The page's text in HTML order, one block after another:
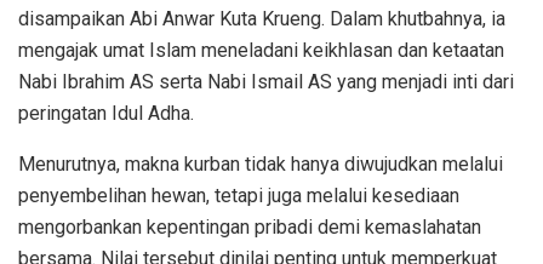
disampaikan Abi Anwar Kuta Krueng. Dalam khutbahnya, ia
mengajak umat Islam meneladani keikhlasan dan ketaatan
Nabi Ibrahim AS serta Nabi Ismail AS yang menjadi inti dari
peringatan Idul Adha.
Menurutnya, makna kurban tidak hanya diwujudkan melalui
penyembelihan hewan, tetapi juga melalui kesediaan
mengorbankan kepentingan pribadi demi kemaslahatan
bersama. Nilai tersebut dinilai penting untuk memperkuat